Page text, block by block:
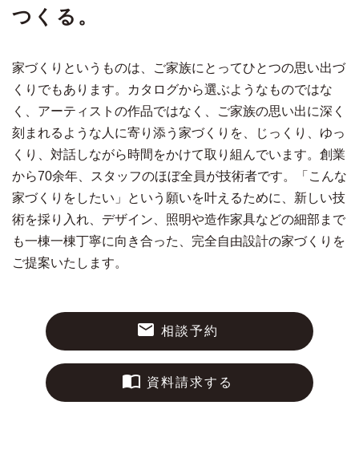
つくる。
家づくりというものは、ご家族にとってひとつの思い出づ
くりでもあります。カタログから選ぶようなものではな
く、アーティストの作品ではなく、ご家族の思い出に深く
刻まれるような人に寄り添う家づくりを、じっくり、ゆっ
くり、対話しながら時間をかけて取り組んでいます。創業
から70余年、スタッフのほぼ全員が技術者です。「こんな
家づくりをしたい」という願いを叶えるために、新しい技
術を採り入れ、デザイン、照明や造作家具などの細部まで
も一棟一棟丁寧に向き合った、完全自由設計の家づくりを
ご提案いたします。
相談予約
資料請求する